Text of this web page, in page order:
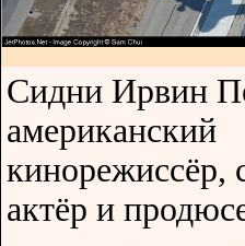
Сидни Ирвин
американский
кинорежиссёр,
актёр и